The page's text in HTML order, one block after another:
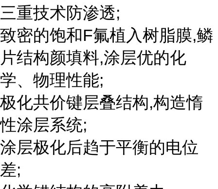
三重技术防渗透;
致密的饱和F氟植入树脂膜,鳞
片结构颜填料,涂层优的化
学、物理性能;
极化共价键层叠结构,构造惰
性涂层系统;
涂层极化后趋于平衡的电位
差;